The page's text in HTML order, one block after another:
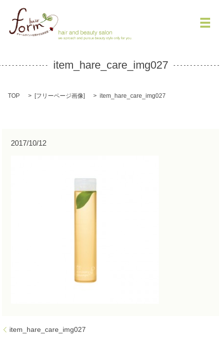
メ
item_hare_care_img027
TOP [フリーページ画像] item_hare_care_img027
2017/10/12
item_hare_care_img027